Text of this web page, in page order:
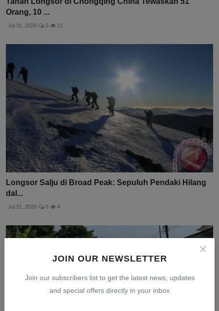
JOIN OUR NEWSLETTER
Join our subscribers list to get the latest news, updates
and special offers directly in your inbox
Orang, 10 ...
Jul 31, 2026 0 11
Longsor Salju di Broad Peak: Sepuluh Pendaki Hilang
dal...
Jul 31, 2026 0 4